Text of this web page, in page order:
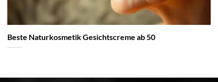
Beste Naturkosmetik Gesichtscreme ab 50